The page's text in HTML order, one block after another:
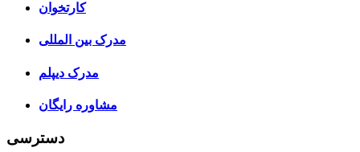
کارتخوان
مدرک بین المللی
مدرک دیپلم
مشاوره رایگان
دسترسی